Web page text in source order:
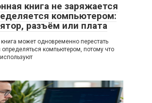
книга не заряжается
компьютером:
разъём или плата
может одновременно перестать
определяться компьютером, потому что